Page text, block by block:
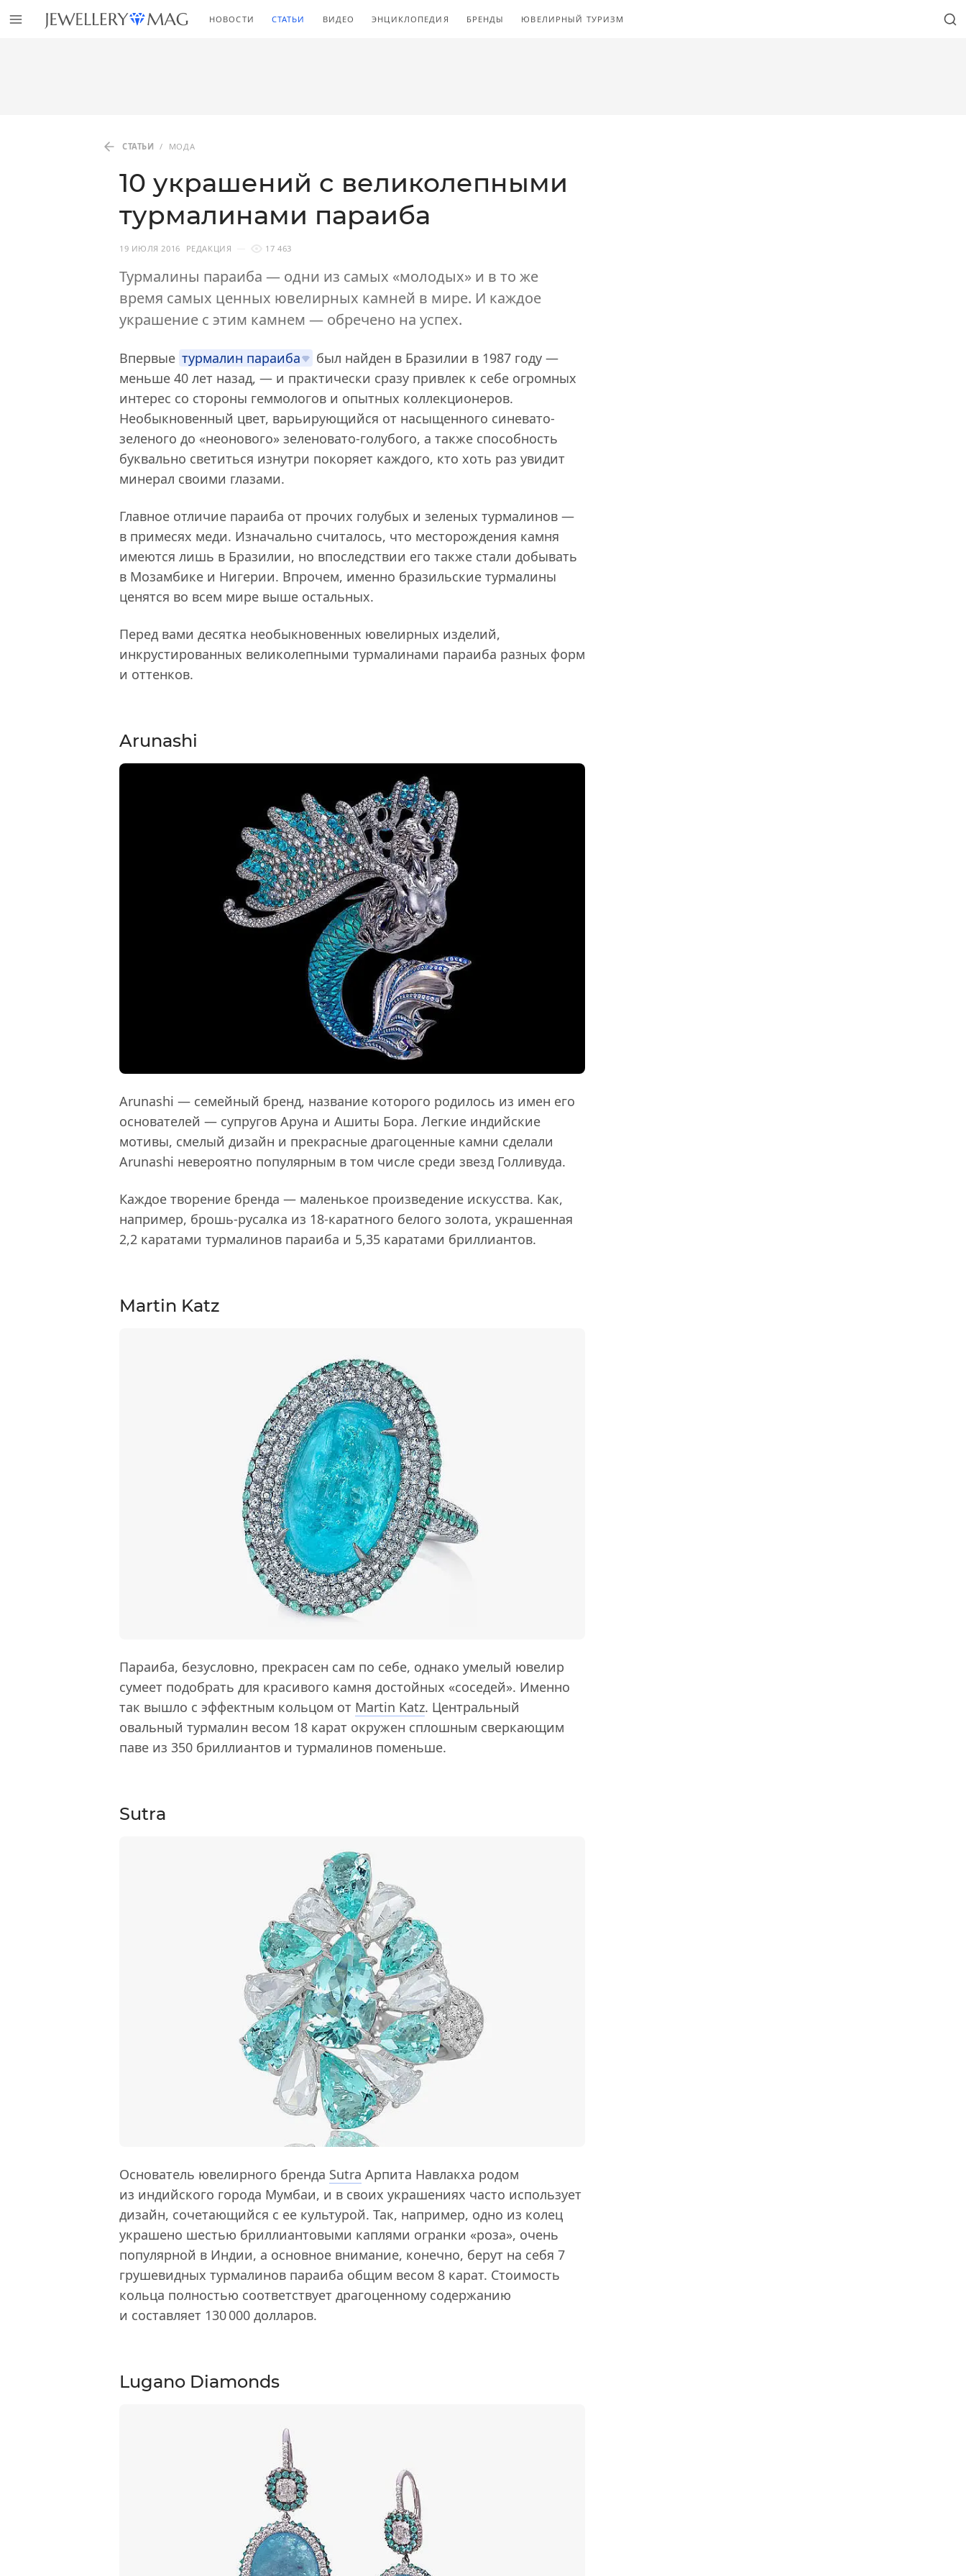
НОВОСТИ СТАТЬИ ВИДЕО ЭНЦИКЛОПЕДИЯ БРЕНДЫ ЮВЕЛИРНЫЙ ТУРИЗМ
СТАТЬИ / МОДА
10 украшений с великолепными
турмалинами параиба
19 ИЮЛЯ 2016 РЕДАКЦИЯ 17 463
Турмалины параиба — одни из самых «молодых» и в то же
время самых ценных ювелирных камней в мире. И каждое
украшение с этим камнем — обречено на успех.
Впервые турмалин параиба
был найден в Бразилии в 1987 году —
меньше 40 лет назад, — и практически сразу привлек к себе огромных
интерес со стороны геммологов и опытных коллекционеров.
Необыкновенный цвет, варьирующийся от насыщенного синевато-
зеленого до «неонового» зеленовато-голубого, а также способность
буквально светиться изнутри покоряет каждого, кто хоть раз увидит
минерал своими глазами.
Главное отличие параиба от прочих голубых и зеленых турмалинов —
в примесях меди. Изначально считалось, что месторождения камня
имеются лишь в Бразилии, но впоследствии его также стали добывать
в Мозамбике и Нигерии. Впрочем, именно бразильские турмалины
ценятся во всем мире выше остальных.
Перед вами десятка необыкновенных ювелирных изделий,
инкрустированных великолепными турмалинами параиба разных форм
и оттенков.
Arunashi
Arunashi — семейный бренд, название которого родилось из имен его
основателей — супругов Аруна и Ашиты Бора. Легкие индийские
мотивы, смелый дизайн и прекрасные драгоценные камни сделали
Arunashi невероятно популярным в том числе среди звезд Голливуда.
Каждое творение бренда — маленькое произведение искусства. Как,
например, брошь-русалка из 18-каратного белого золота, украшенная
2,2 каратами турмалинов параиба и 5,35 каратами бриллиантов.
Martin Katz
Параиба, безусловно, прекрасен сам по себе, однако умелый ювелир
сумеет подобрать для красивого камня достойных «соседей». Именно
так вышло с эффектным кольцом от Martin Katz. Центральный
овальный турмалин весом 18 карат окружен сплошным сверкающим
паве из 350 бриллиантов и турмалинов поменьше.
Sutra
Основатель ювелирного бренда Sutra Арпита Навлакха родом
из индийского города Мумбаи, и в своих украшениях часто использует
дизайн, сочетающийся с ее культурой. Так, например, одно из колец
украшено шестью бриллиантовыми каплями огранки «роза», очень
популярной в Индии, а основное внимание, конечно, берут на себя 7
грушевидных турмалинов параиба общим весом 8 карат. Стоимость
кольца полностью соответствует драгоценному содержанию
и составляет 130 000 долларов.
Lugano Diamonds